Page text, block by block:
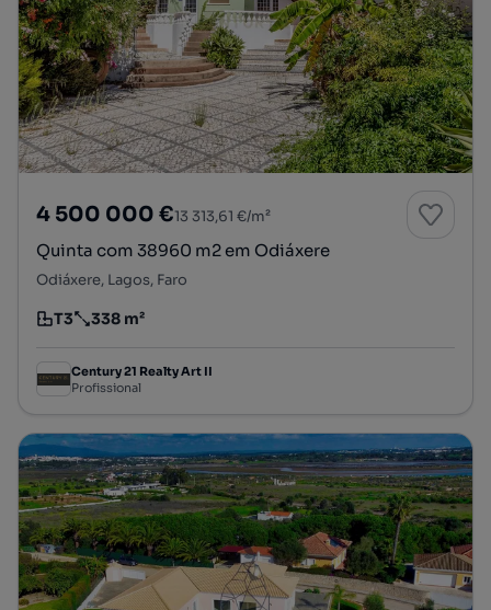
4 500 000 €13 313,61 €/m²
Quinta com 38960 m2 em Odiáxere
Odiáxere, Lagos, Faro
Tipologia
T3
Preço por metro quadrado
338 m²
Century 21 Realty Art II
Profissional